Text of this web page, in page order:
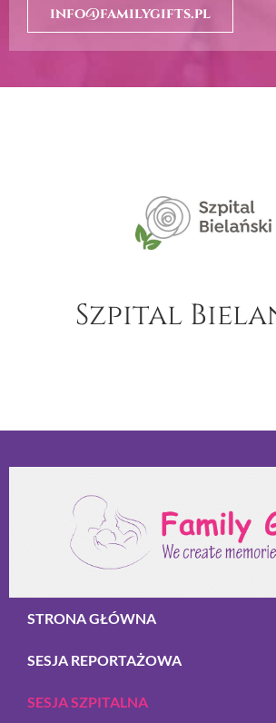
info@familygifts.pl
STRONA GŁÓWNA
SESJA REPORTAŻOWA
SESJA SZPITALNA